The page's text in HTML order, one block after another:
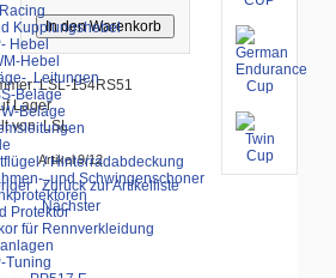
Kupplungshebel
Hebel
Hebel
, Leitungen
Beläge
Beläge
/ Hinterradabdeckung
, und Schwingenschoner
Protektor
für Rennverkleidung
Tuning
LSL-154RS51
Lager
von: LSL
Artikel 9/12
Zurück zur Artikelliste
Nächster